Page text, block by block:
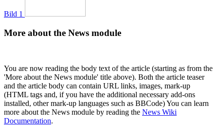
Bild 1
More about the News module
You are now reading the body text of the article (starting as from the
'More about the News module' title above). Both the article teaser
and the article body can contain URL links, images, mark-up
(HTML tags and, if you have the additional necessary add-ons
installed, other mark-up languages such as BBCode) You can learn
more about the News module by reading the News Wiki
Documentation.